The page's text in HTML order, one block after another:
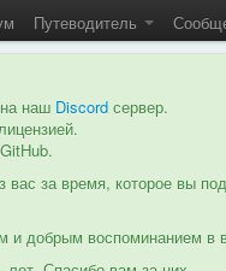
Путеводитель
наш Discord сервер.
за время, которое вы
и добрым воспоминанием